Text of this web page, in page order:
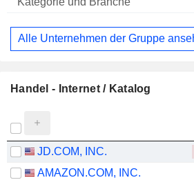
Alle Unternehmen der Gruppe
Handel - Internet / Katalog
JD.COM, INC.
AMAZON.COM, INC.